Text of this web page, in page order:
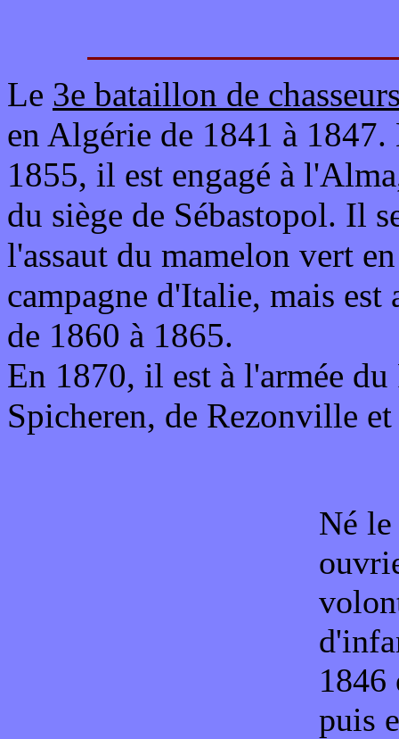
Le 3e bataillon de
en Algérie de 1841 à
1855, il est engagé à
du siège de Sébastopol. Il
l'assaut du mamelon vert
campagne d'Italie, mais
de 1860 à 1865.
En 1870, il est à l'armée
Spicheren, de Rezonville
Né
1846
puis